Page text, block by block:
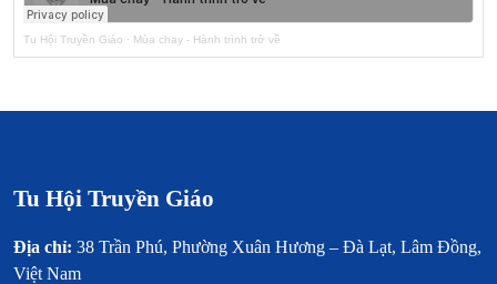
Tu Hội Truyền Giáo · Mùa chay - Hành trình trở về
Tu Hội Truyền Giáo
Địa chỉ: 38 Trần Phú, Phường Xuân Hương – Đà Lạt, Lâm Đồng,
Việt Nam